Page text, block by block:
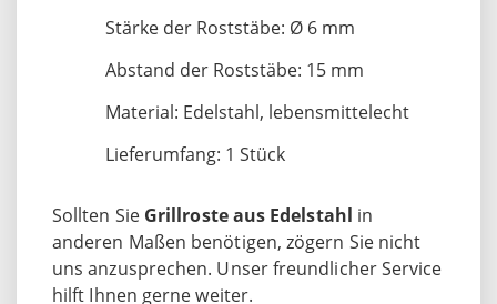
Stärke der Roststäbe: Ø 6 mm
Abstand der Roststäbe: 15 mm
Material: Edelstahl, lebensmittelecht
Lieferumfang: 1 Stück
Sollten Sie Grillroste aus Edelstahl in
anderen Maßen benötigen, zögern Sie nicht
uns anzusprechen. Unser freundlicher Service
hilft Ihnen gerne weiter.